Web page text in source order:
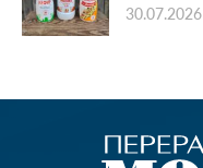
30.07.2026